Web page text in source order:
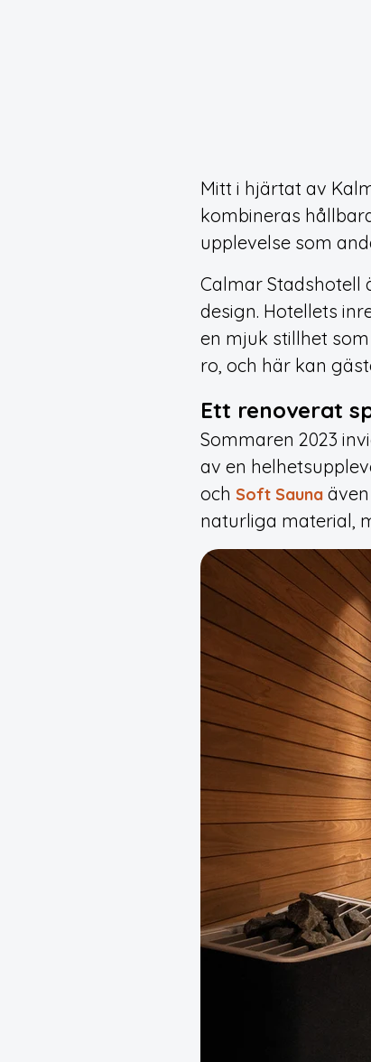
Mitt i hjärtat av
kombineras
upplevelse som
Calmar Stadshotell
design. Hotellets
en mjuk stillhet
ro, och här kan
Ett renoverat
Sommaren 2023
av en
och Soft Sauna
naturliga material,